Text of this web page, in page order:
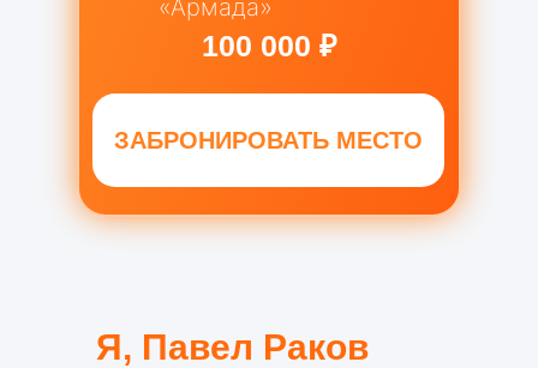
100 000 ₽
«Армада»
ЗАБРОНИРОВАТЬ МЕСТО
Я, Павел Раков